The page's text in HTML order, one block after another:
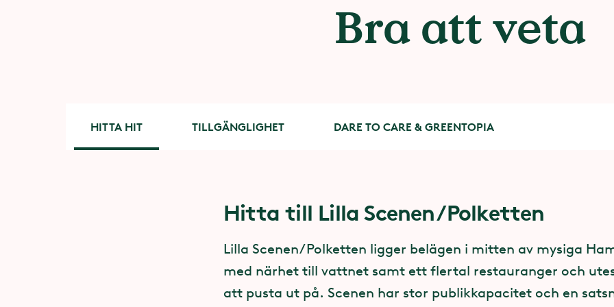
Bra att veta
HITTA HIT TILLGÄNGLIGHET DARE TO CARE & GREENTOPIA
Hitta till Lilla Scenen/Polketten
Lilla Scenen/Polketten ligger belägen i mitten av mysiga
med närhet till vattnet samt ett flertal restauranger och
att pusta ut på. Scenen har stor publikkapacitet och en
Tillgänglighet på Lilla Scenen/Polketten
Eftersom hela publikytan är ett dansgolv med ett
enligt dansformens gängse ”regler” har vi ingen möjlighet
på dansgolvet åt gäster med funktionsnedsättning. I
Dare to Care
- en satsning på ömsesidighet och
sexuella övergrepp